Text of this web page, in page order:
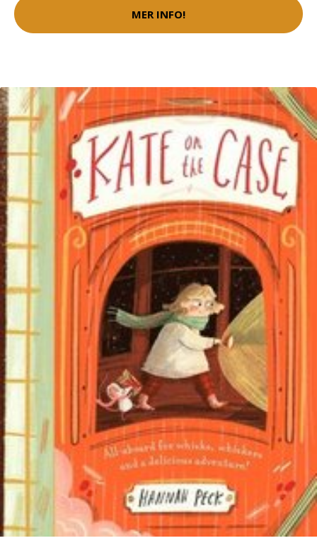
MER INFO!